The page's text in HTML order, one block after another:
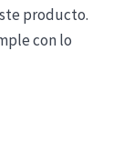
producto.
con lo